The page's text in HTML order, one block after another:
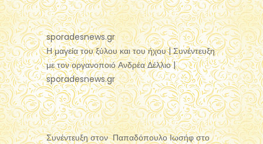
sporadesnews.gr
Η μαγεία του ξύλου και του ήχου | Συνέντευξη
με τον οργανοποιό Ανδρέα Δέλλιο |
sporadesnews.gr
Συνέντευξη στον Παπαδόπουλο Ιωσήφ στο